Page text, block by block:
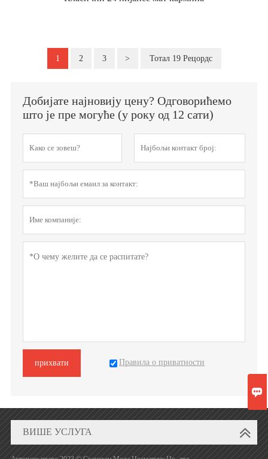
1 2 3 > Тотал 19 Рецордс
Добијате најновију цену? Одговорићемо
што је пре могуће (у року од 12 сати)
прихвати Правила о приватности
ВИШЕ УСЛУГА
